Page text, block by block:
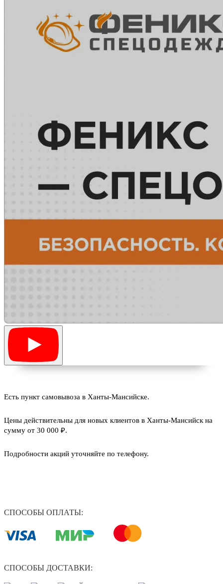
Есть пункт самовывоза в Ханты-Мансийске.
Цены действительны для новых клиентов в Ханты-Мансийск на
сумму от 30 000 ₽.
Подробности акций уточняйте по телефону.
СПОСОБЫ ОПЛАТЫ:
СПОСОБЫ ДОСТАВКИ: